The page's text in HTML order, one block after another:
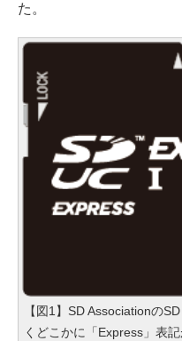
た。
【図1】SD Associationの
くどこかに「Express」表